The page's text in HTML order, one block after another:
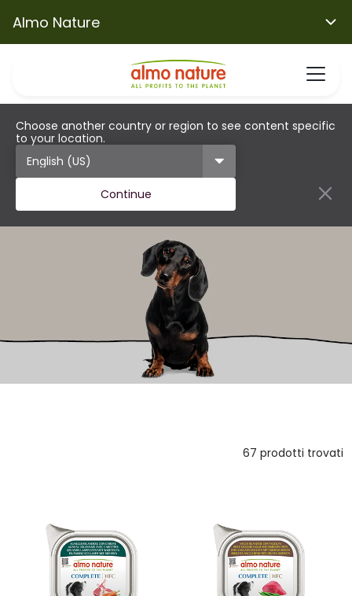
Almo Nature
Choose another country or region to see content specific
to your location.
Continue
67 prodotti trovati